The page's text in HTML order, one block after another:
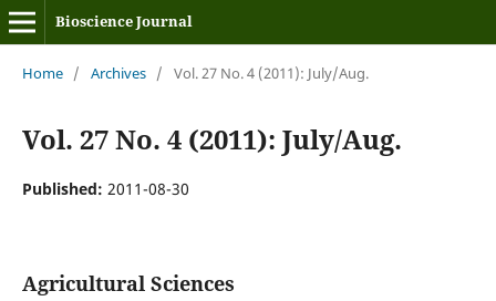
Bioscience Journal
Home / Archives / Vol. 27 No. 4 (2011): July/Aug.
Vol. 27 No. 4 (2011): July/Aug.
Published: 2011-08-30
Agricultural Sciences